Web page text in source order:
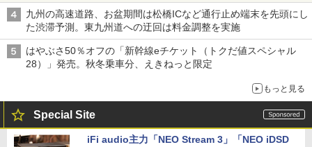
九州の高速道路、お盆期間は松橋ICなど通行止め端末を先頭にし
た渋滞予測。東九州道への迂回は料金調整を実施
はやぶさ50％オフの「新幹線eチケット（トクだ値スペシャル
28）」発売。秋冬乗車分、えきねっと限定
もっと見る
Special Site
iFi audio主力「NEO Stream 3」「NEO iDSD